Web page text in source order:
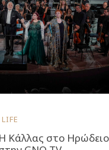
LIFE
Κάλλας στο Ηρώδειο